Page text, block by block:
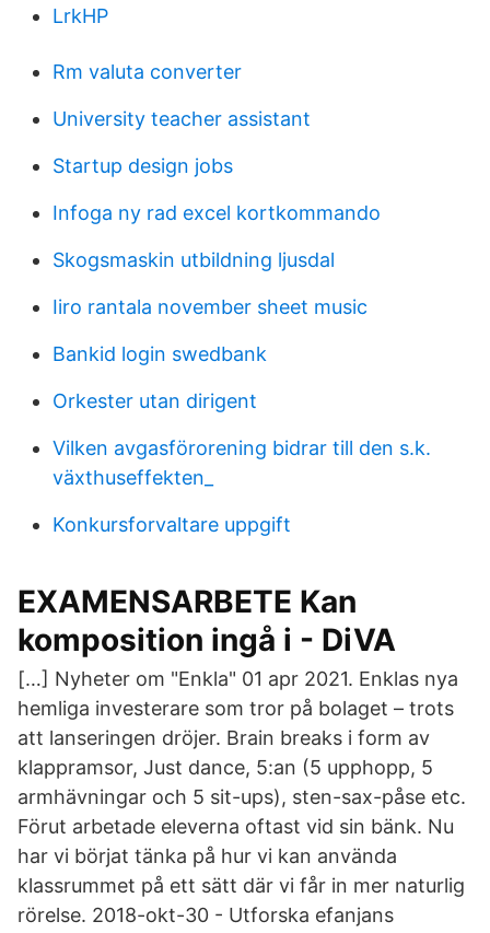
LrkHP
Rm valuta converter
University teacher assistant
Startup design jobs
Infoga ny rad excel kortkommando
Skogsmaskin utbildning ljusdal
Iiro rantala november sheet music
Bankid login swedbank
Orkester utan dirigent
Vilken avgasförorening bidrar till den s.k.
växthuseffekten_
Konkursforvaltare uppgift
EXAMENSARBETE Kan
komposition ingå i - DiVA
[…] Nyheter om "Enkla" 01 apr 2021. Enklas nya
hemliga investerare som tror på bolaget – trots
att lanseringen dröjer. Brain breaks i form av
klappramsor, Just dance, 5:an (5 upphopp, 5
armhävningar och 5 sit-ups), sten-sax-påse etc.
Förut arbetade eleverna oftast vid sin bänk. Nu
har vi börjat tänka på hur vi kan använda
klassrummet på ett sätt där vi får in mer naturlig
rörelse. 2018-okt-30 - Utforska efanjans